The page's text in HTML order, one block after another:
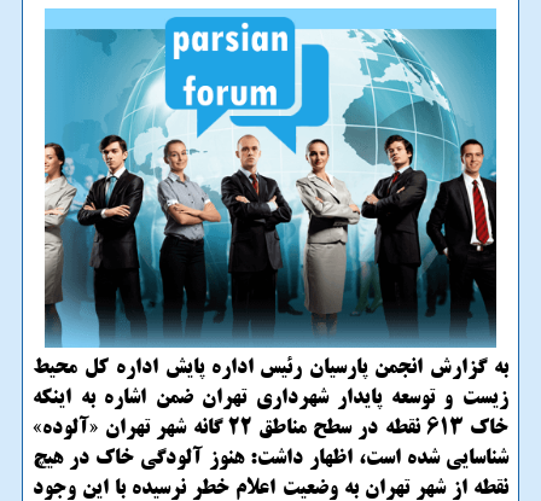
به گزارش انجمن پارسیان رئیس اداره پایش اداره کل محیط
زیست و توسعه پایدار شهرداری تهران ضمن اشاره به اینکه
خاک ۶۱۳ نقطه در سطح مناطق ۲۲ گانه شهر تهران «آلوده»
شناسایی شده است، اظهار داشت: هنوز آلودگی خاک در هیچ
نقطه از شهر تهران به وضعیت اعلام خطر نرسیده با این وجود